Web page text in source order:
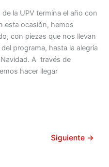
la UPV termina el año con
esta ocasión, hemos
con piezas que nos llevan
programa, hasta la alegría
A través de
hacer llegar
Siguiente →